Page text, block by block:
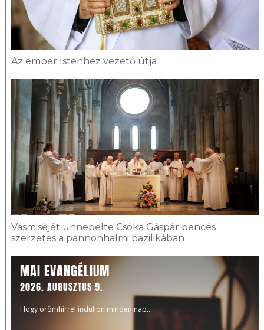
Az ember Istenhez vezető útja
Vasmiséjét ünnepelte Csóka Gáspár bencés
szerzetes a pannonhalmi bazilikában
MAI EVANGÉLIUM
2026. AUGUSZTUS 9.
Hogy örömhírrel induljon minden nap...